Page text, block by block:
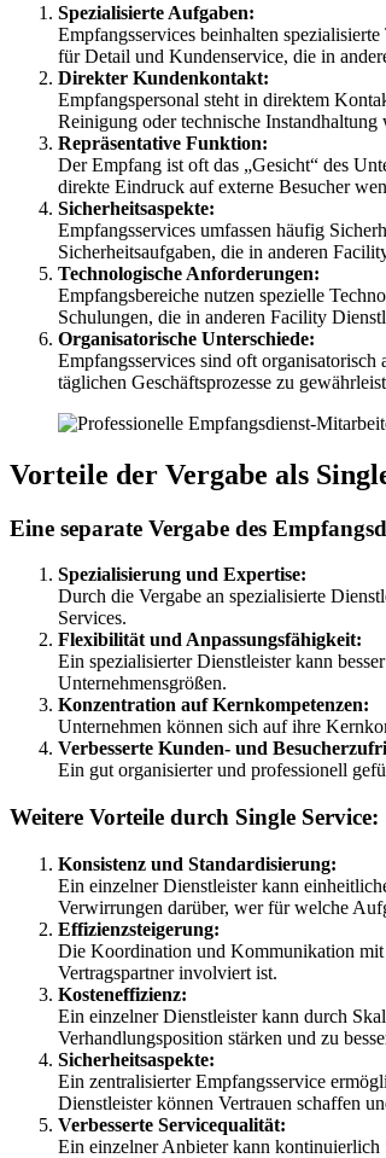
Spezialisierte Aufgaben:
Empfangsservices beinhalten
für Detail und Kundenservice, die in
Direkter Kundenkontakt:
Empfangspersonal steht in direktem
Reinigung oder technische Instandhaltung
Repräsentative Funktion:
Der Empfang ist oft das „Gesicht“ des
direkte Eindruck auf externe Besucher
Sicherheitsaspekte:
Empfangsservices umfassen häufig
Sicherheitsaufgaben, die in anderen
Technologische Anforderungen:
Empfangsbereiche nutzen spezielle
Schulungen, die in anderen Facility
Organisatorische Unterschiede:
Empfangsservices sind oft
täglichen Geschäftsprozesse zu
Vorteile der Vergabe als
Eine separate Vergabe des
Spezialisierung und Expertise:
Durch die Vergabe an spezialisierte
Services.
Flexibilität und Anpassungsfähigkeit:
Ein spezialisierter Dienstleister kann
Unternehmensgrößen.
Konzentration auf Kernkompetenzen:
Unternehmen können sich auf ihre
Verbesserte Kunden- und
Ein gut organisierter und professionell
Weitere Vorteile durch Single Service:
Konsistenz und Standardisierung:
Ein einzelner Dienstleister kann
Verwirrungen darüber, wer für welche
Effizienzsteigerung:
Die Koordination und Kommunikation mit
Vertragspartner involviert ist.
Kosteneffizienz:
Ein einzelner Dienstleister kann durch
Verhandlungsposition stärken und zu
Sicherheitsaspekte:
Ein zentralisierter Empfangsservice
Dienstleister können Vertrauen schaffen
Verbesserte Servicequalität:
Ein einzelner Anbieter kann kontinuierlich